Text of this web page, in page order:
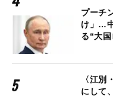
プーチ
け」…
る“大
〈江
にして